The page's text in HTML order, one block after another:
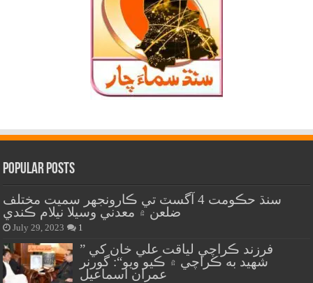
Popular Posts
سنڌ حڪومت 4 آگسٽ تي ڪارونجهر سميت مختلف
ضلعن ۾ معدني وسيلا نيلام ڪندي
July 29, 2023 1
” فرزند ڪراچي لياقت علي خان کي
شهيد به ڪراچي ۾ ڪيو ويو“: گورنر
عمران اسماعيل